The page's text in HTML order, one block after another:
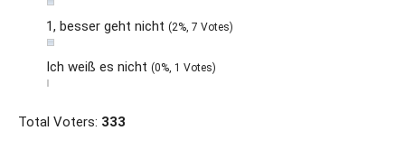
1, besser geht nicht (2%, 7 Votes)
Ich weiß es nicht (0%, 1 Votes)
Total Voters: 333